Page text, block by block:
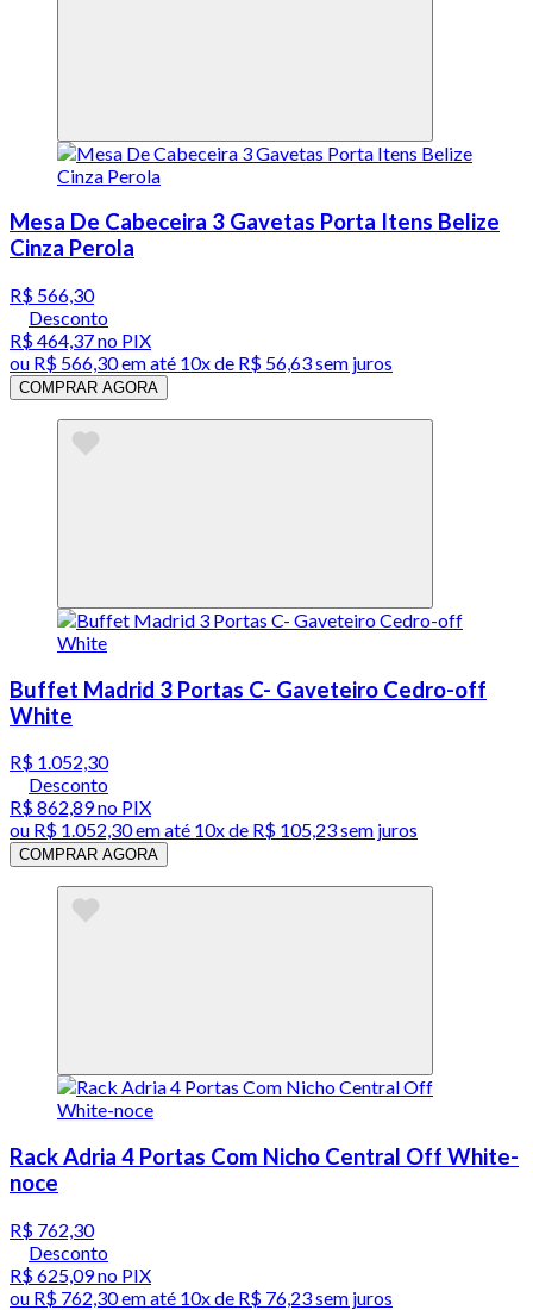
Mesa De Cabeceira 3 Gavetas Porta Itens Belize
Cinza Perola
R$ 566,30
Desconto
R$ 464,37no PIX
ou R$ 566,30em até 10x de R$ 56,63 sem juros
COMPRAR AGORA
Buffet Madrid 3 Portas C- Gaveteiro Cedro-off
White
R$ 1.052,30
Desconto
R$ 862,89no PIX
ou R$ 1.052,30em até 10x de R$ 105,23 sem juros
COMPRAR AGORA
Rack Adria 4 Portas Com Nicho Central Off White-
noce
R$ 762,30
Desconto
R$ 625,09no PIX
ou R$ 762,30em até 10x de R$ 76,23 sem juros